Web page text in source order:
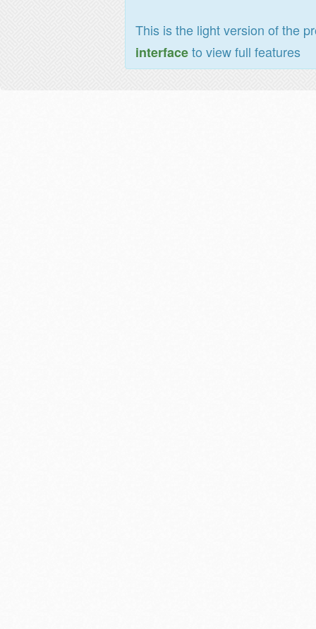
This is the light version of the
interfaceto view full features